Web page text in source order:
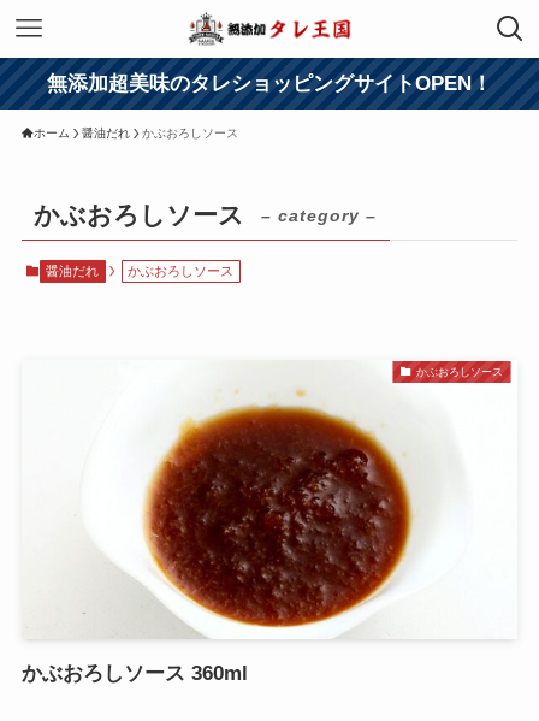
無添加超美味のタレショッピングサイトOPEN！
ホーム 醤油だれ かぶおろしソース
かぶおろしソース – category –
醤油だれ かぶおろしソース
かぶおろしソース
かぶおろしソース 360ml